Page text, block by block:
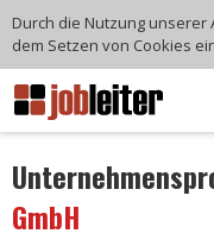
GmbH
Durch die Nutzung unserer
dem Setzen von Cookies